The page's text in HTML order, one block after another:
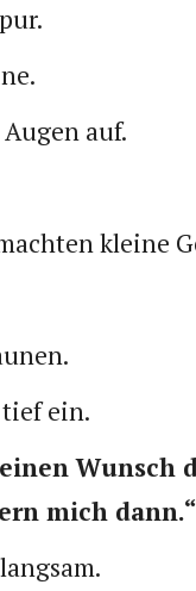
auf.
kleine
ein.
Wunsch
mich dann.“